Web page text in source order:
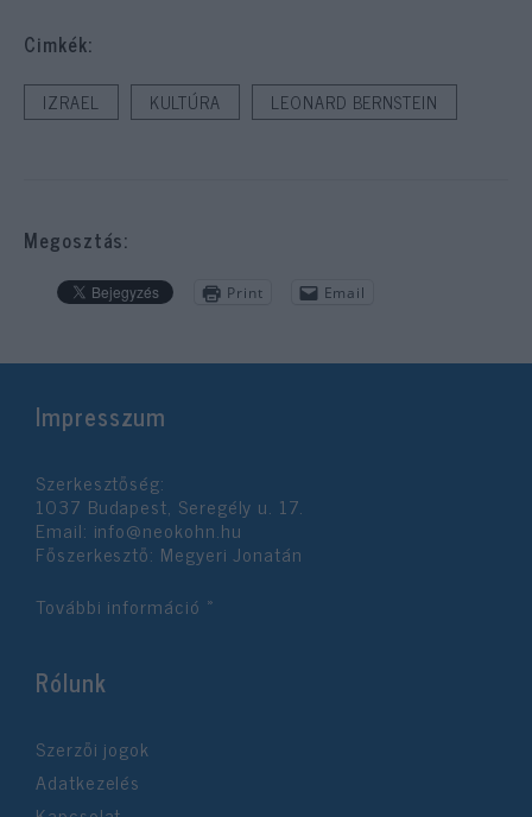
Cimkék:
IZRAEL KULTÚRA LEONARD BERNSTEIN
Megosztás:
Print Email
Impresszum
Szerkesztőség:
1037 Budapest, Seregély u. 17.
Email: info@neokohn.hu
Főszerkesztő: Megyeri Jonatán
További információ »
Rólunk
Szerzői jogok
Adatkezelés